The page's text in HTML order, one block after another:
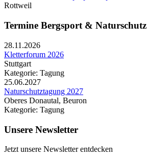
Rottweil
Termine Bergsport & Naturschutz
28.11.2026
Kletterforum 2026
Stuttgart
Kategorie: Tagung
25.06.2027
Naturschutztagung 2027
Oberes Donautal, Beuron
Kategorie: Tagung
Unsere Newsletter
Jetzt unsere Newsletter entdecken